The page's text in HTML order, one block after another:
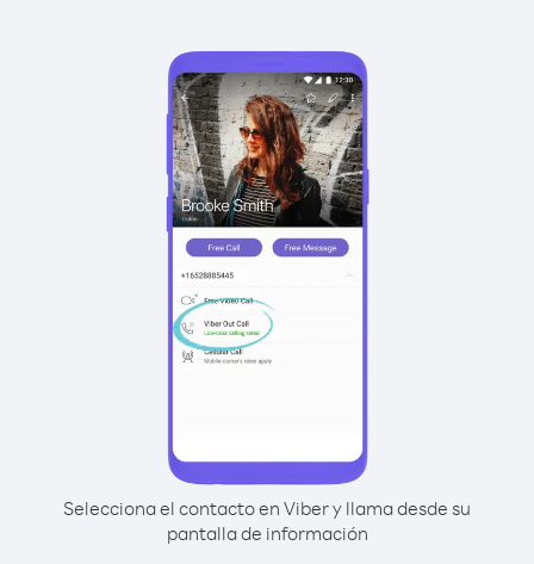
Selecciona el contacto en Viber y llama desde su
pantalla de información